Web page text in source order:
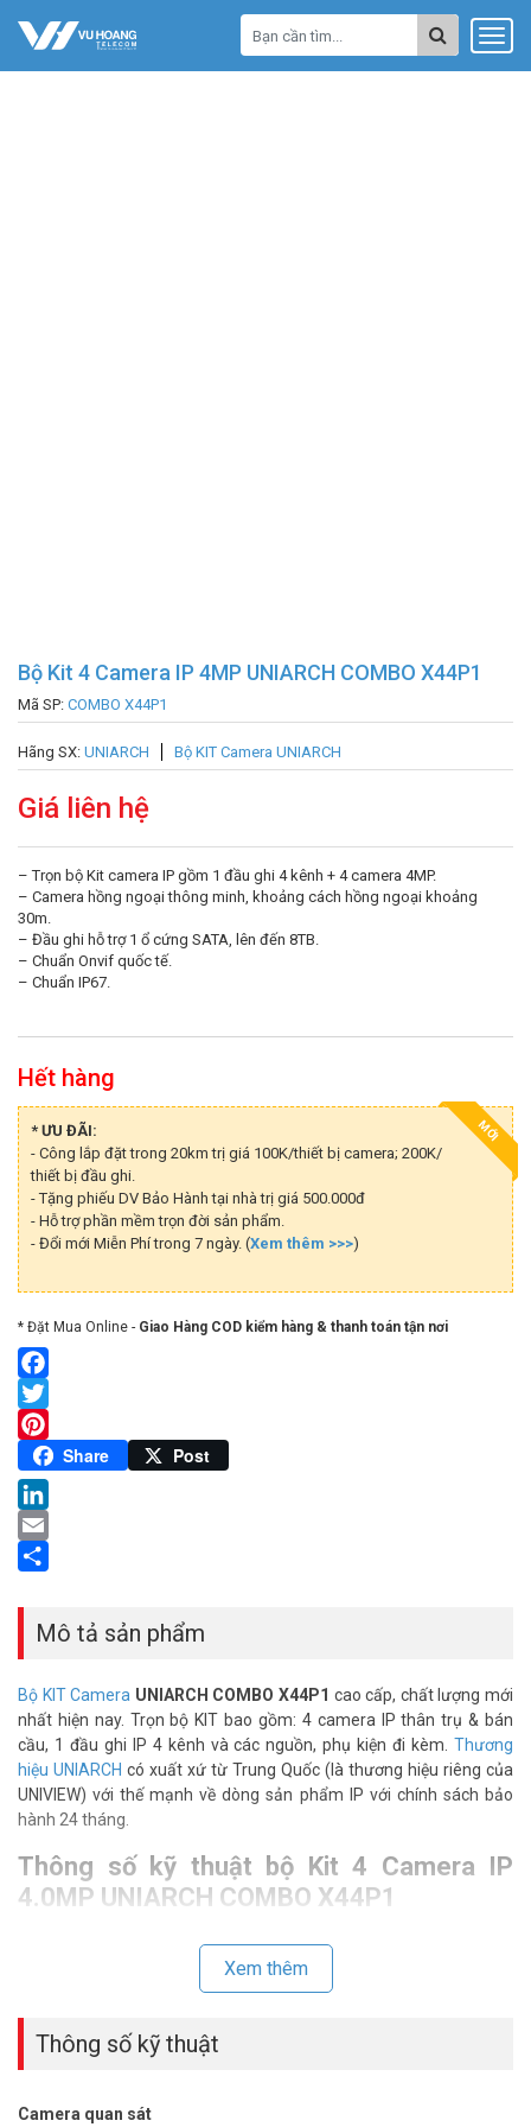
Bộ Kit 4 Camera IP 4MP UNIARCH COMBO X44P1
Mã SP: COMBO X44P1
Hãng SX: UNIARCH Bộ KIT Camera UNIARCH
Giá liên hệ
– Trọn bộ Kit camera IP gồm 1 đầu ghi 4 kênh + 4 camera 4MP.
– Camera hồng ngoại thông minh, khoảng cách hồng ngoại khoảng
30m.
– Đầu ghi hỗ trợ 1 ổ cứng SATA, lên đến 8TB.
– Chuẩn Onvif quốc tế.
– Chuẩn IP67.
Hết hàng
MỚI
* ƯU ĐÃI:
- Công lắp đặt trong 20km trị giá 100K/thiết bị camera; 200K/
thiết bị đầu ghi.
- Tặng phiếu DV Bảo Hành tại nhà trị giá 500.000đ
- Hỗ trợ phần mềm trọn đời sản phẩm.
- Đổi mới Miễn Phí trong 7 ngày. (Xem thêm >>>)
* Đặt Mua Online - Giao Hàng COD kiểm hàng & thanh toán tận nơi
Facebook
Twitter
Pinterest
Share Post
LinkedIn
Email
Mô tả sản phẩm
Bộ KIT Camera UNIARCH COMBO X44P1 cao cấp, chất lượng mới
nhất hiện nay. Trọn bộ KIT bao gồm: 4 camera IP thân trụ & bán
cầu, 1 đầu ghi IP 4 kênh và các nguồn, phụ kiện đi kèm. Thương
hiệu UNIARCH có xuất xứ từ Trung Quốc (là thương hiệu riêng của
UNIVIEW) với thế mạnh về dòng sản phẩm IP với chính sách bảo
hành 24 tháng.
Thông số kỹ thuật bộ Kit 4 Camera IP
4.0MP UNIARCH COMBO X44P1
– Hỗ trợ camera HD TVI , HD CVI , AHD , Analog, IP
– Hỗ trợ âm thanh qua cáp đồng trục
– 1 đầu ra VGA, 1 đầu ra HDMI. 2 cổng USB2.0
– 1 SATA HDD lên đến 8TB
– Tốc độ băng thông đầu ra 60Mbps.
Xem thêm
Thông số kỹ thuật
Camera quan sát